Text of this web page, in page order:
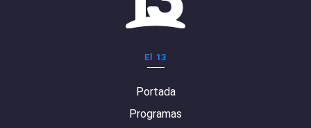
El 13
Portada
Programas